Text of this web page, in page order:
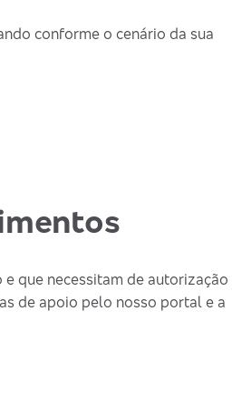
conforme o cenário da sua
que necessitam de autorização
de apoio pelo nosso portal e a